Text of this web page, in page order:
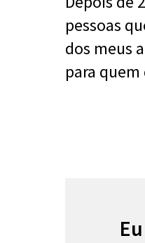
pessoas
dos meus
para